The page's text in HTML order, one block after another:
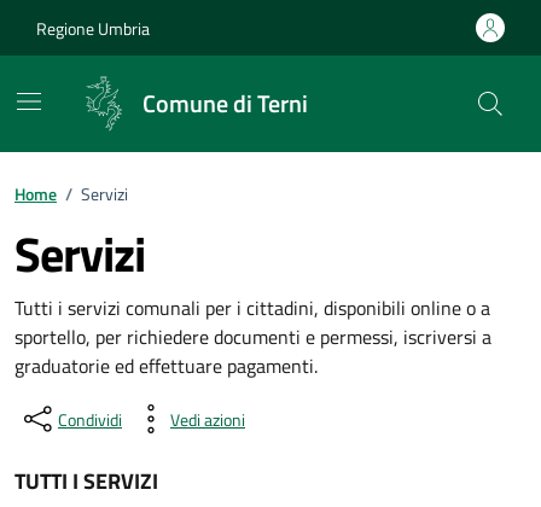
Regione Umbria
Comune di Terni
Home / Servizi
Servizi
Tutti i servizi comunali per i cittadini, disponibili online o a
sportello, per richiedere documenti e permessi, iscriversi a
graduatorie ed effettuare pagamenti.
Condividi Vedi azioni
TUTTI I SERVIZI